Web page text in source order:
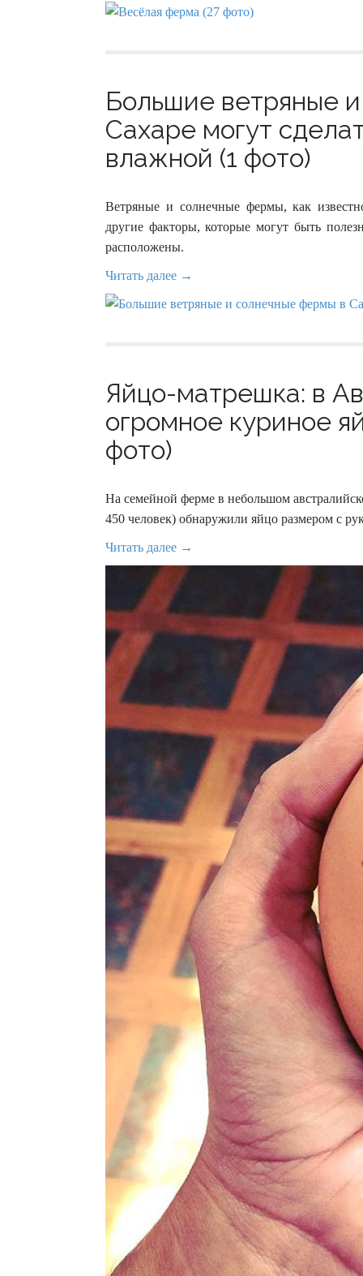
Большие ветряные
Сахаре могут
влажной (1 фото)
Ветряные и солнечные фермы, как
другие факторы, которые могут быть
расположены.
Читать далее →
Яйцо-матрешка: в
огромное куриное
фото)
На семейной ферме в небольшом
450 человек) обнаружили яйцо размером с
Читать далее →